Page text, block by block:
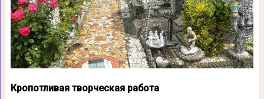
Кропотливая творческая работа